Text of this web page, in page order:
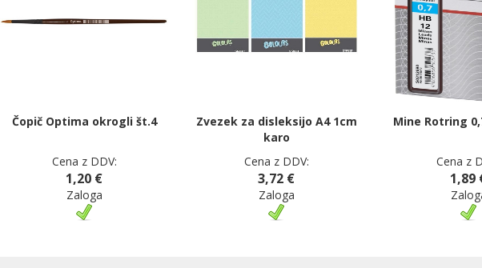
Čopič Optima okrogli št.4
Cena z DDV:
1,20 €
Zaloga
Zvezek za disleksijo A4 1cm
karo
Cena z DDV:
3,72 €
Zaloga
Mine Rotring
Cena z
1,89